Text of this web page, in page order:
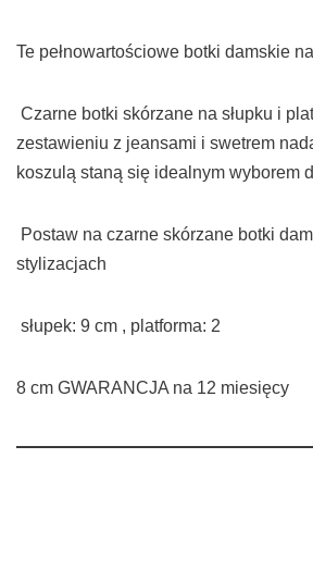
Te pełnowartościowe botki damskie
Czarne botki skórzane na słupku i
zestawieniu z jeansami i swetrem
koszulą staną się idealnym wyborem
Postaw na czarne skórzane botki
stylizacjach
słupek: 9 cm , platforma: 2
8 cm GWARANCJA na 12 miesięcy